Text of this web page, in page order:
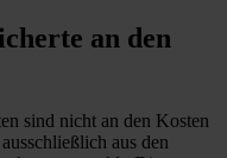
an den
sind nicht an den Kosten
aus den